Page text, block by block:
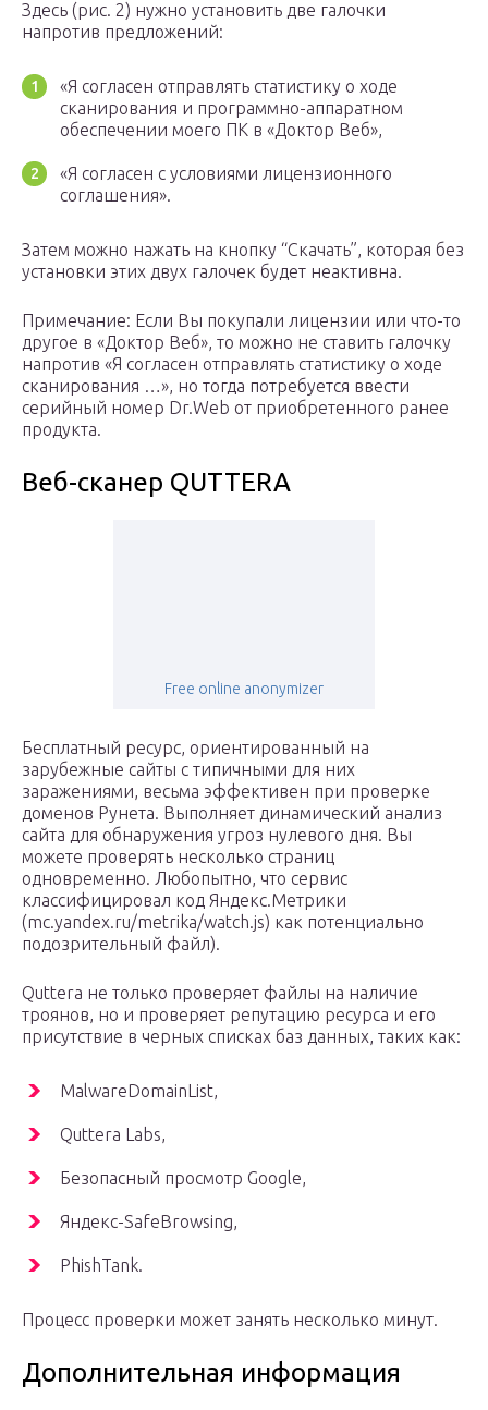
Здесь (рис. 2) нужно установить две галочки
напротив предложений:
«Я согласен отправлять статистику о ходе
сканирования и программно-аппаратном
обеспечении моего ПК в «Доктор Веб»,
«Я согласен с условиями лицензионного
соглашения».
Затем можно нажать на кнопку “Скачать”, которая без
установки этих двух галочек будет неактивна.
Примечание: Если Вы покупали лицензии или что-то
другое в «Доктор Веб», то можно не ставить галочку
напротив «Я согласен отправлять статистику о ходе
сканирования …», но тогда потребуется ввести
серийный номер Dr.Web от приобретенного ранее
продукта.
Веб-сканер QUTTERA
Free online anonymizer
Бесплатный ресурс, ориентированный на
зарубежные сайты с типичными для них
заражениями, весьма эффективен при проверке
доменов Рунета. Выполняет динамический анализ
сайта для обнаружения угроз нулевого дня. Вы
можете проверять несколько страниц
одновременно. Любопытно, что сервис
классифицировал код Яндекс.Метрики
(mc.yandex.ru/metrika/watch.js) как потенциально
подозрительный файл).
Quttera не только проверяет файлы на наличие
троянов, но и проверяет репутацию ресурса и его
присутствие в черных списках баз данных, таких как:
MalwareDomainList,
Quttera Labs,
Безопасный просмотр Google,
Яндекс-SafeBrowsing,
PhishTank.
Процесс проверки может занять несколько минут.
Дополнительная информация